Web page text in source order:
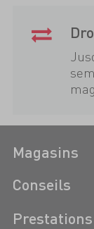
Magasins
Conseils
Prestations